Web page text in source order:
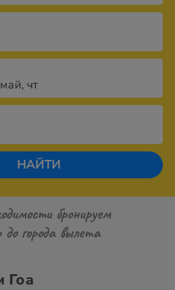
, чт
НАЙТИ
бронируем
города вылета
Гоа